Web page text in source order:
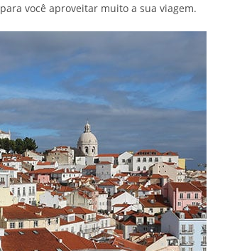
para você aproveitar muito a sua viagem.